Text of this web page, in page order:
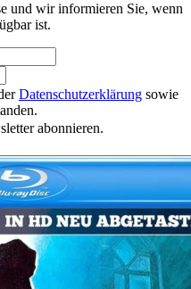
und wir informieren Sie, wenn
ist.
Datenschutzerklärung sowie
abonnieren.